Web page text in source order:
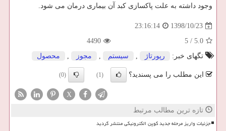
وجود داشته به علت پاکسازی کبد آن بیماری درمان می شود.
1398/10/23
23:16:14
5.0
/
5
4490
تگهای خبر:
رپورتاژ , سیستم , مجوز , محصول
این مطلب را می پسندید؟ (1)
(0)
X
تازه ترین مطالب مرتبط
جزئیات واریز مرحله جدید کوپن الکترونیکی منتشر گردید